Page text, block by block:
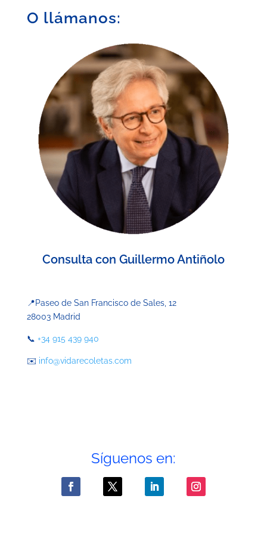
O llámanos:
Consulta con Guillermo Antiñolo
📍Paseo de San Francisco de Sales, 12
28003 Madrid
📞 +34 915 439 940
✉️ info@vidarecoletas.com
Síguenos en: